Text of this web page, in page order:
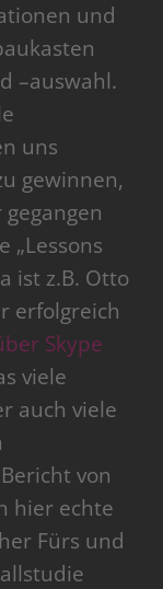
und
–auswahl.
uns
gewinnen,
„Lessons
ist z.B. Otto
erfolgreich
Skype
viele
auch viele
von
hier echte
Fürs und